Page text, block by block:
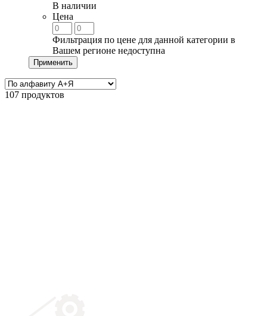
В наличии
Цена
Фильтрация по цене для данной категории в
Вашем регионе недоступна
Применить
107 продуктов